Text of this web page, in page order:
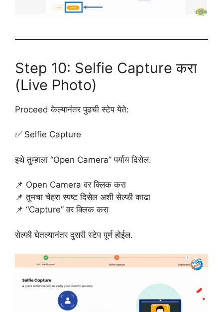
Step 10: Selfie Capture करा
(Live Photo)
Proceed केल्यानंतर पुढची स्टेप येते:
✅ Selfie Capture
इथे तुम्हाला “Open Camera” पर्याय दिसेल.
📌 Open Camera वर क्लिक करा
📌 तुमचा चेहरा स्पष्ट दिसेल अशी सेल्फी काढा
📌 “Capture” वर क्लिक करा
सेल्फी घेतल्यानंतर दुसरी स्टेप पूर्ण होईल.